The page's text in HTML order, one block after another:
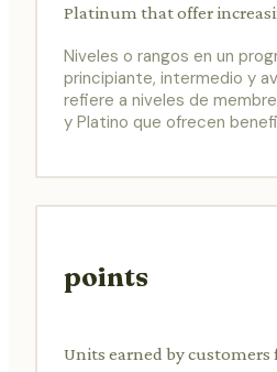
Platinum that offer
Niveles o rangos en un
principiante, intermedio y
refiere a niveles de
y Platino que ofrecen
points
Units earned by customers